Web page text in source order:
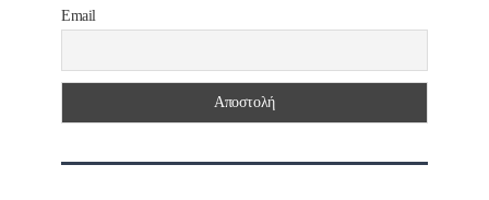
Email